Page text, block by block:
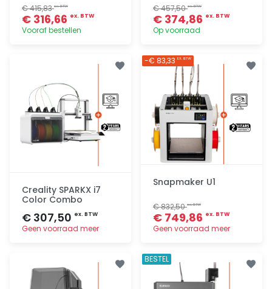
€ 415,83ex. BTW
€ 316,66 ex. BTW
Vooraf bestellen
€ 457,50ex. BTW
€ 374,86 ex. BTW
Op voorraad
Creality SPARKX i7
Color Combo
€ 307,50 ex. BTW
Geen voorraad meer
Snapmaker U1
€ 832,50ex. BTW
€ 749,86 ex. BTW
Geen voorraad meer
-€ 83,33 EX. BTW
BESTEL